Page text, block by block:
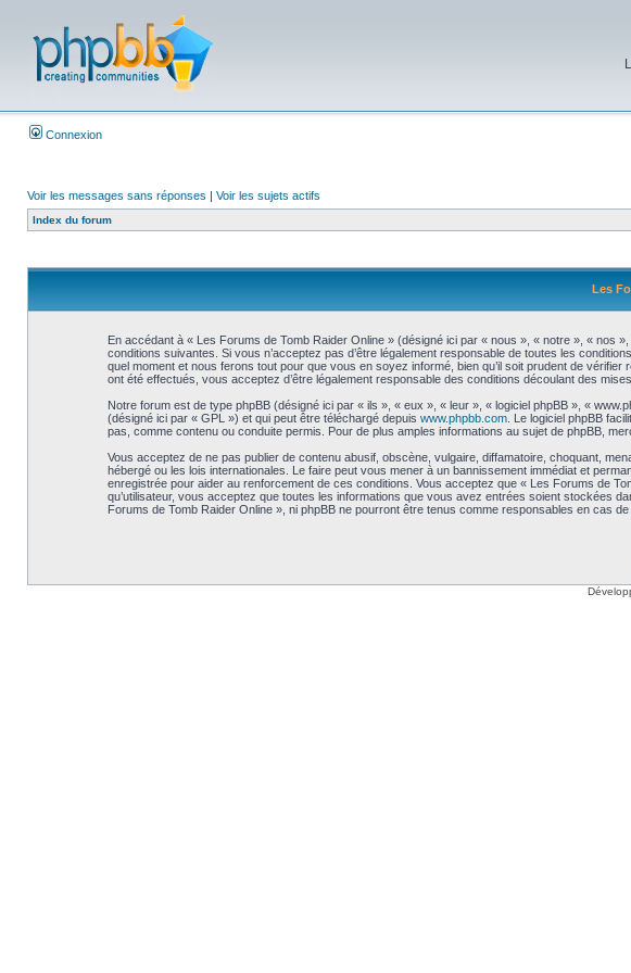
Connexion
Voir les messages sans réponses | Voir les sujets actifs
Index du forum
Les
En accédant à « Les Forums de Tomb Raider Online » (désigné ici par « nous », « notre », « nos
conditions suivantes. Si vous n’acceptez pas d’être légalement responsable de toutes les
quel moment et nous ferons tout pour que vous en soyez informé, bien qu’il soit prudent de
ont été effectués, vous acceptez d’être légalement responsable des conditions découlant des
Notre forum est de type phpBB (désigné ici par « ils », « eux », « leur », « logiciel phpBB », «
(désigné ici par « GPL ») et qui peut être téléchargé depuis www.phpbb.com. Le logiciel phpBB
pas, comme contenu ou conduite permis. Pour de plus amples informations au sujet de phpBB,
Vous acceptez de ne pas publier de contenu abusif, obscène, vulgaire, diffamatoire, choquant,
hébergé ou les lois internationales. Le faire peut vous mener à un bannissement immédiat et
enregistrée pour aider au renforcement de ces conditions. Vous acceptez que « Les Forums de
qu’utilisateur, vous acceptez que toutes les informations que vous avez entrées soient stockées
Forums de Tomb Raider Online », ni phpBB ne pourront être tenus comme responsables en cas